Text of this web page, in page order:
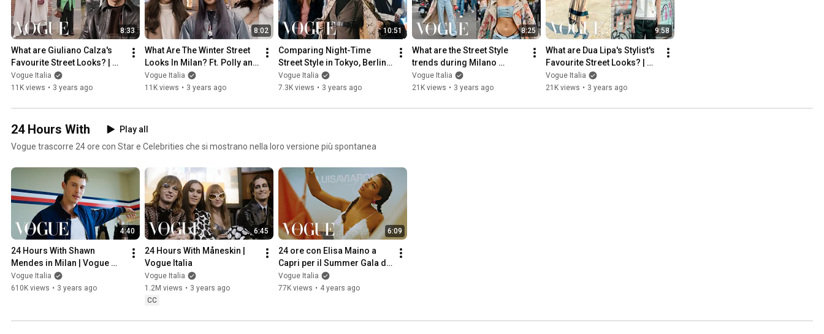
8:33
What are Giuliano Calza's
Favourite Street Looks? |
Street Style | Vogue Italia
Vogue Italia
11K views • 3 years ago
8:02
What Are The Winter Street
Looks In Milan? Ft. Polly and
Pamy
Vogue Italia
11K views • 3 years ago
10:51
Comparing Night-Time
Street Style in Tokyo, Berlin,
Paris, Mexico City & Milan |
Vogue Italia
Vogue Italia
7.3K views • 3 years ago
8:25
What are the Street Style
trends during Milano
Fashion Week? | Vogue
Italia
Vogue Italia
21K views • 3 years ago
9:58
What are Dua Lipa's Stylist's
Favourite Street Looks? |
Street Style | Vogue Italia
Vogue Italia
21K views • 3 years ago
24 Hours With
Play all
Vogue trascorre 24 ore con Star e Celebrities che si mostrano nella loro versione più spontanea
4:40
24 Hours With Shawn
Mendes in Milan | Vogue
Italia
Vogue Italia
610K views • 3 years ago
6:45
24 Hours With Måneskin |
Vogue Italia
Vogue Italia
1.2M views • 3 years ago
CC
6:09
24 ore con Elisa Maino a
Capri per il Summer Gala di
LuisaViaRoma x Unicef |
Vogue Italia
Vogue Italia
77K views • 4 years ago